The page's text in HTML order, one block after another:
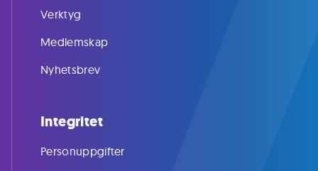
Verktyg
Medlemskap
Nyhetsbrev
Integritet
Personuppgifter